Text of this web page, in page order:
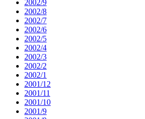
2002/9
2002/8
2002/7
2002/6
2002/5
2002/4
2002/3
2002/2
2002/1
2001/12
2001/11
2001/10
2001/9